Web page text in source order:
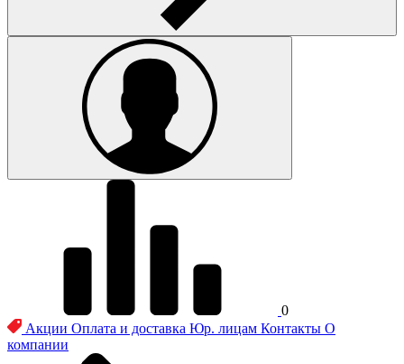
0
Акции Оплата и доставка Юр. лицам Контакты О
компании